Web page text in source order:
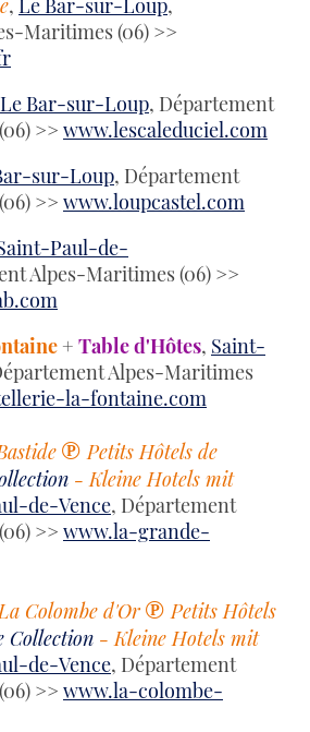
, Le Bar-sur-Loup,
Maritimes (06) >>
Le Bar-sur-Loup, Département
>> www.lescaleduciel.com
sur-Loup, Département
>> www.loupcastel.com
Paul-de-
Alpes-Maritimes (06) >>
+ Table d'Hôtes, Saint-
Alpes-Maritimes
la-fontaine.com
℗Petits Hôtels de
- Kleine Hotels mit
de-Vence, Département
>> www.la-grande-
Colombe d'Or ℗Petits Hôtels
Collection - Kleine Hotels mit
de-Vence, Département
>> www.la-colombe-